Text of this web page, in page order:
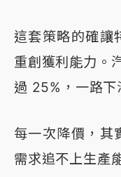
這套策略的確讓
重創獲利能力。
過 25%，一路下
每一次降價，其
需求追不上生產